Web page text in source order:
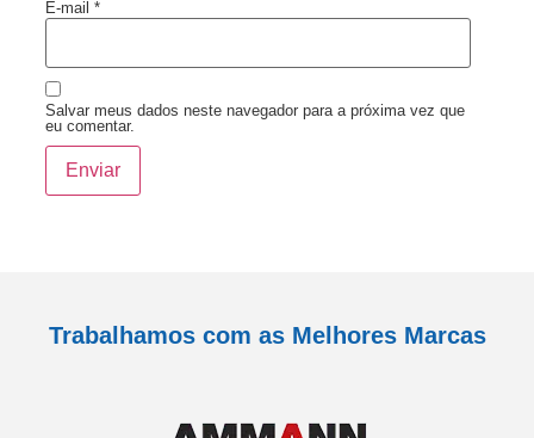
E-mail*
Salvar meus dados neste navegador para a próxima vez que
eu comentar.
Trabalhamos com as Melhores Marcas